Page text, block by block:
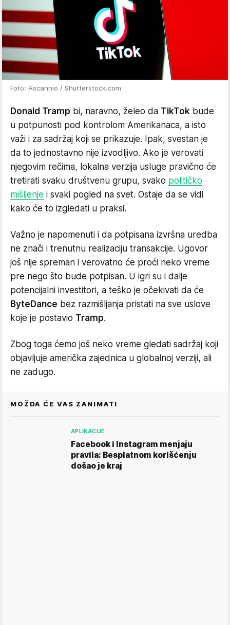
Foto: Ascannio / Shutterstock.com
Donald Tramp bi, naravno, želeo da TikTok bude
u potpunosti pod kontrolom Amerikanaca, a isto
važi i za sadržaj koji se prikazuje. Ipak, svestan je
da to jednostavno nije izvodljivo. Ako je verovati
njegovim rečima, lokalna verzija usluge pravično će
tretirati svaku društvenu grupu, svako političko
mišljenje i svaki pogled na svet. Ostaje da se vidi
kako će to izgledati u praksi.
Važno je napomenuti i da potpisana izvršna uredba
ne znači i trenutnu realizaciju transakcije. Ugovor
još nije spreman i verovatno će proći neko vreme
pre nego što bude potpisan. U igri su i dalje
potencijalni investitori, a teško je očekivati da će
ByteDance bez razmišljanja pristati na sve uslove
koje je postavio Tramp.
Zbog toga ćemo još neko vreme gledati sadržaj koji
objavljuje američka zajednica u globalnoj verziji, ali
ne zadugo.
MOŽDA ĆE VAS ZANIMATI
APLIKACIJE
Facebook i Instagram menjaju
pravila: Besplatnom korišćenju
došao je kraj